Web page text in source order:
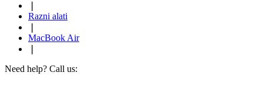
Razni alati
MacBook Air
Need help? Call us: